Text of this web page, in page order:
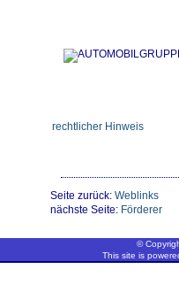
rechtlicher Hinweis
Seite zurück:Weblinks
nächste Seite: Förderer
©
This site is